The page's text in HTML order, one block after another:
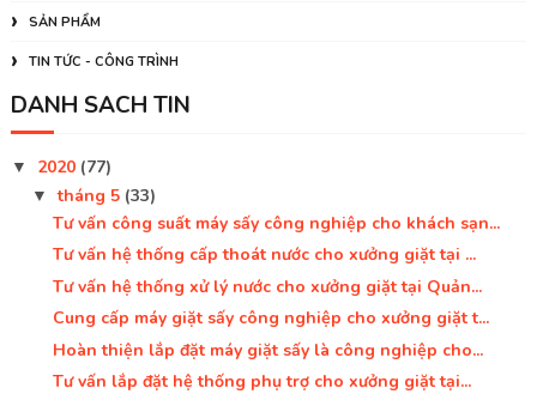
SẢN PHẨM
TIN TỨC - CÔNG TRÌNH
DANH SÁCH TIN
▼ 2020 (77)
▼tháng 5 (33)
Tư vấn công suất máy sấy công nghiệp cho khách sạn...
Tư vấn hệ thống cấp thoát nước cho xưởng giặt tại ...
Tư vấn hệ thống xử lý nước cho xưởng giặt tại Quản...
Cung cấp máy giặt sấy công nghiệp cho xưởng giặt t...
Hoàn thiện lắp đặt máy giặt sấy là công nghiệp cho...
Tư vấn lắp đặt hệ thống phụ trợ cho xưởng giặt tại...